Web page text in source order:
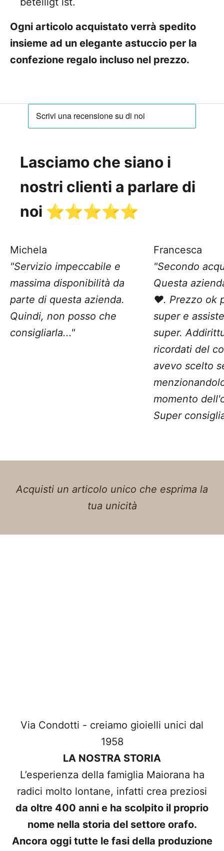
Ogni articolo acquistato verrà spedito
insieme ad un elegante astuccio per la
confezione regalo incluso nel prezzo.
Lasciamo che siano i
nostri clienti a parlare di
noi ⭐️⭐️⭐️⭐️⭐️
Michela
"Servizio impeccabile e
massima disponibilità da
parte di questa azienda.
Quindi, non posso che
consigliarla..."
Francesca
"Secondo
Questa
❤️. Prezzo ok
super e
super.
ricordati del
avevo scelto
momento
Super
Acquisti un articolo unico che esprima la
tua unicità
Via Condotti - creiamo gioielli unici dal
1958
LA NOSTRA STORIA
L’esperienza della famiglia Maiorana ha
radici molto lontane, infatti crea preziosi
da oltre 400 anni e ha scolpito il proprio
nome nella storia del settore orafo.
Ancora oggi tutte le fasi della produzione